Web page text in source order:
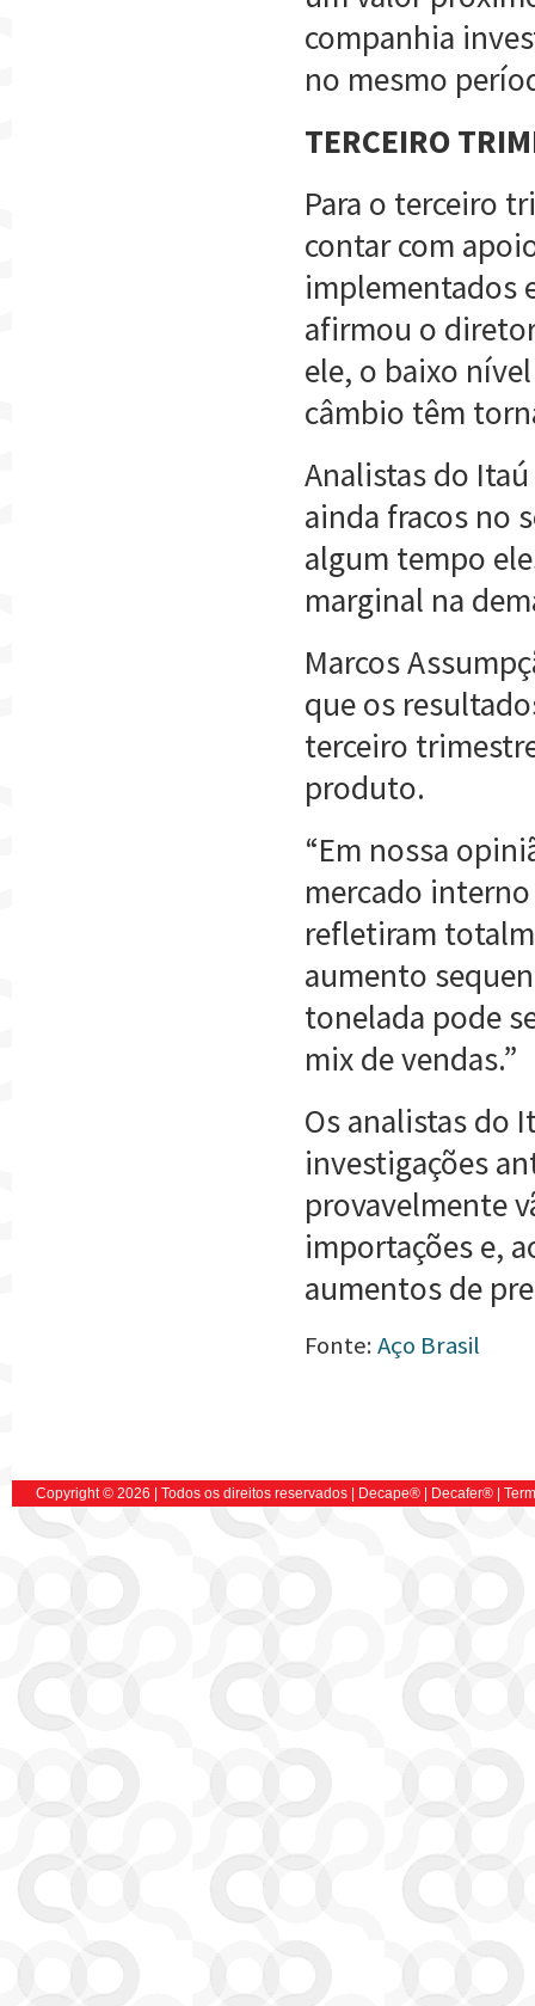
companhia
no mesmo
TERCEIRO
Para o terceiro
contar com
implementados
afirmou o
ele, o baixo
câmbio têm
Analistas do
ainda fracos no
algum tempo
marginal na
Marcos
que os
terceiro
produto.
“Em nossa
mercado
refletiram
aumento
tonelada pode
mix de vendas.”
Os analistas do
investigações
provavelmente
importações e,
aumentos de
Fonte:Aço Brasil
Copyright © 2026 | Todos os direitos reservados | Decape® | Decafer®